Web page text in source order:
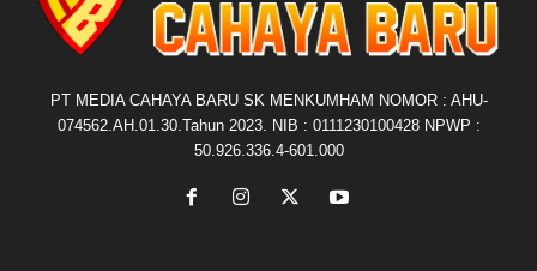
PT MEDIA CAHAYA BARU SK MENKUMHAM NOMOR : AHU-
074562.AH.01.30.Tahun 2023. NIB : 0111230100428 NPWP :
50.926.336.4-601.000